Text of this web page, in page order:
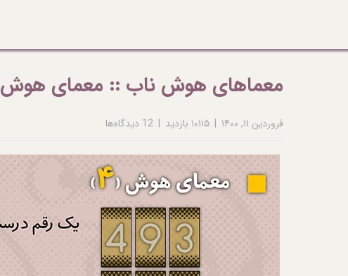
معماهای هوش ناب :: معمای هوش ۴: رمزگشایی از قفل
فروردین ۱۱, ۱۴۰۰ ۱۰۱۱۵ بازدید 12 دیدگاه‌ها